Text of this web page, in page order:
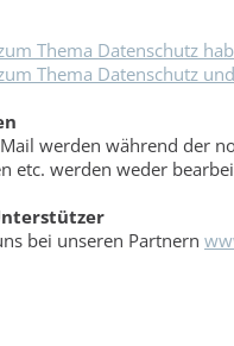
Thema Datenschutz
Thema Datenschutz
werden während der
etc. werden weder
bei unseren Partnern